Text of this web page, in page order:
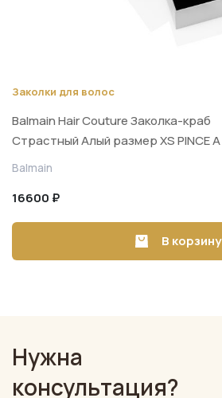
Заколки для волос
Balmain Hair Couture Заколка-краб
Страстный Алый размер XS PINCE A
CHEVEUX EXTRA SMALL
Balmain
16600 ₽
В корзину
Нужна
консультация?